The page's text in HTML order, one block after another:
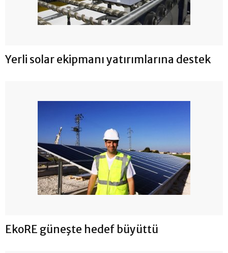
Yerli solar ekipmanı yatırımlarına destek
EkoRE güneşte hedef büyüttü